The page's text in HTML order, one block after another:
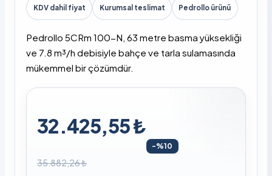
KDV dahil fiyat Kurumsal teslimat Pedrollo ürünü
Pedrollo 5CRm 100-N, 63 metre basma yüksekliği
ve 7.8 m³/h debisiyle bahçe ve tarla sulamasında
mükemmel bir çözümdür.
32.425,55 ₺
-%10
35.882,26 ₺